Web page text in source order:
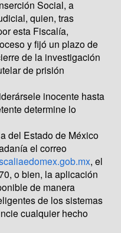
Social, a
quien, tras
esta Fiscalía,
y fijó un plazo de
de la investigación
de prisión
inocente hasta
determine lo
del Estado de México
el correo
, el
o bien, la aplicación
de manera
de los sistemas
cualquier hecho